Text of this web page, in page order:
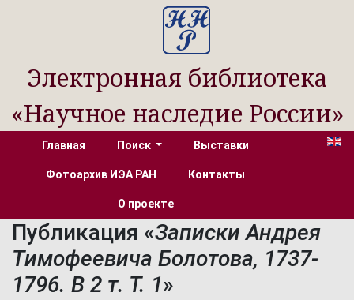
Электронная библиотека
«Научное наследие России»
Главная Поиск Выставки
Фотоархив ИЭА РАН Контакты
О проекте
Публикация «Записки Андрея
Тимофеевича Болотова, 1737-
1796. В 2 т. Т. 1»